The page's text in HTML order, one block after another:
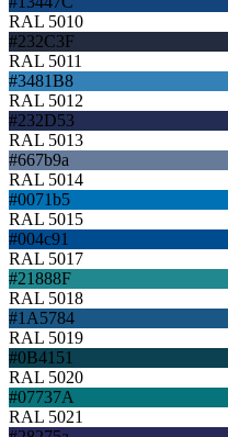
RAL 5010
#232C3F
RAL 5011
#3481B8
RAL 5012
#232D53
RAL 5013
#667b9a
RAL 5014
#0071b5
RAL 5015
#004c91
RAL 5017
#21888F
RAL 5018
#1A5784
RAL 5019
#0B4151
RAL 5020
#07737A
RAL 5021